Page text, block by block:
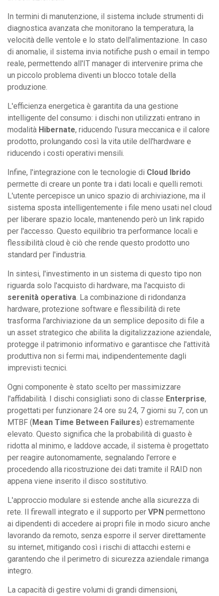
In termini di manutenzione, il sistema include strumenti di
diagnostica avanzata che monitorano la temperatura, la
velocità delle ventole e lo stato dell'alimentazione. In caso
di anomalie, il sistema invia notifiche push o email in tempo
reale, permettendo all'IT manager di intervenire prima che
un piccolo problema diventi un blocco totale della
produzione.
L'efficienza energetica è garantita da una gestione
intelligente del consumo: i dischi non utilizzati entrano in
modalità Hibernate, riducendo l'usura meccanica e il calore
prodotto, prolungando così la vita utile dell'hardware e
riducendo i costi operativi mensili.
Infine, l'integrazione con le tecnologie di Cloud Ibrido
permette di creare un ponte tra i dati locali e quelli remoti.
L'utente percepisce un unico spazio di archiviazione, ma il
sistema sposta intelligentemente i file meno usati nel cloud
per liberare spazio locale, mantenendo però un link rapido
per l'accesso. Questo equilibrio tra performance locali e
flessibilità cloud è ciò che rende questo prodotto uno
standard per l'industria.
In sintesi, l'investimento in un sistema di questo tipo non
riguarda solo l'acquisto di hardware, ma l'acquisto di
serenità operativa. La combinazione di ridondanza
hardware, protezione software e flessibilità di rete
trasforma l'archiviazione da un semplice deposito di file a
un asset strategico che abilita la digitalizzazione aziendale,
protegge il patrimonio informativo e garantisce che l'attività
produttiva non si fermi mai, indipendentemente dagli
imprevisti tecnici.
Ogni componente è stato scelto per massimizzare
l'affidabilità. I dischi consigliati sono di classe Enterprise,
progettati per funzionare 24 ore su 24, 7 giorni su 7, con un
MTBF (Mean Time Between Failures) estremamente
elevato. Questo significa che la probabilità di guasto è
ridotta al minimo, e laddove accade, il sistema è progettato
per reagire autonomamente, segnalando l'errore e
procedendo alla ricostruzione dei dati tramite il RAID non
appena viene inserito il disco sostitutivo.
L'approccio modulare si estende anche alla sicurezza di
rete. Il firewall integrato e il supporto per VPN permettono
ai dipendenti di accedere ai propri file in modo sicuro anche
lavorando da remoto, senza esporre il server direttamente
su internet, mitigando così i rischi di attacchi esterni e
garantendo che il perimetro di sicurezza aziendale rimanga
integro.
La capacità di gestire volumi di grandi dimensioni,